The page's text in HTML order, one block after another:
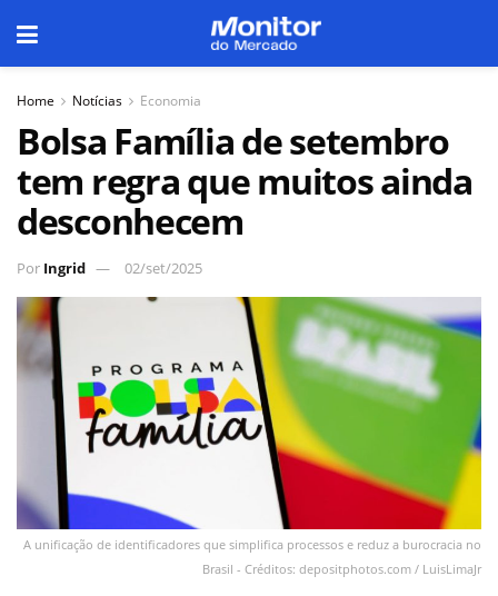
Home Notícias Economia
Bolsa Família de setembro
tem regra que muitos ainda
desconhecem
Por Ingrid 02/set/2025
A unificação de identificadores que simplifica processos e reduz a burocracia no
Brasil - Créditos: depositphotos.com / LuisLimaJr